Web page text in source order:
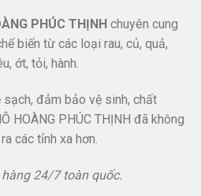
PHÚC THỊNH chuyên cung
biến từ các loại rau, củ, quả,
ớt, tỏi, hành.
sạch, đảm bảo vệ sinh, chất
HOÀNG PHÚC THỊNH đã không
các tỉnh xa hơn.
24/7 toàn quốc.